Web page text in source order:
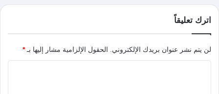
اترك تعليقاً
لن يتم نشر عنوان بريدك الإلكتروني. الحقول الإلزامية مشار إليها بـ*